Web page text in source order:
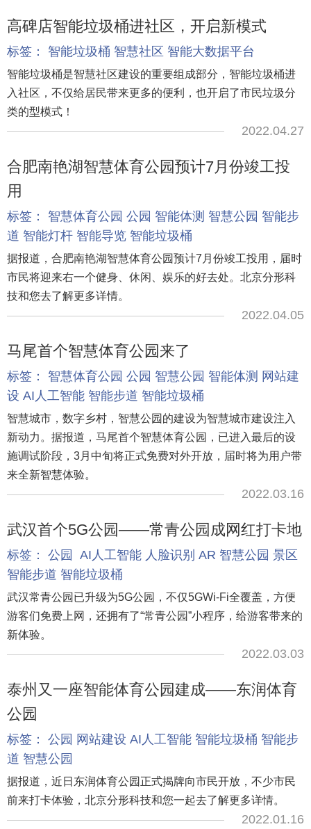
高碑店智能垃圾桶进社区，开启新模式
标签： 智能垃圾桶 智慧社区 智能大数据平台
智能垃圾桶是智慧社区建设的重要组成部分，智能垃圾桶进
入社区，不仅给居民带来更多的便利，也开启了市民垃圾分
类的型模式！
2022.04.27
合肥南艳湖智慧体育公园预计7月份竣工投
用
标签： 智慧体育公园 公园 智能体测 智慧公园 智能步
道 智能灯杆 智能导览 智能垃圾桶
据报道，合肥南艳湖智慧体育公园预计7月份竣工投用，届时
市民将迎来右一个健身、休闲、娱乐的好去处。北京分形科
技和您去了解更多详情。
2022.04.05
马尾首个智慧体育公园来了
标签： 智慧体育公园 公园 智慧公园 智能体测 网站建
设 AI人工智能 智能步道 智能垃圾桶
智慧城市，数字乡村，智慧公园的建设为智慧城市建设注入
新动力。据报道，马尾首个智慧体育公园，已进入最后的设
施调试阶段，3月中旬将正式免费对外开放，届时将为用户带
来全新智慧体验。
2022.03.16
武汉首个5G公园——常青公园成网红打卡地
标签： 公园 AI人工智能 人脸识别 AR 智慧公园 景区
智能步道 智能垃圾桶
武汉常青公园已升级为5G公园，不仅5GWi-Fi全覆盖，方便
游客们免费上网，还拥有了“常青公园”小程序，给游客带来的
新体验。
2022.03.03
泰州又一座智能体育公园建成——东润体育
公园
标签： 公园 网站建设 AI人工智能 智能垃圾桶 智能步
道 智慧公园
据报道，近日东润体育公园正式揭牌向市民开放，不少市民
前来打卡体验，北京分形科技和您一起去了解更多详情。
2022.01.16